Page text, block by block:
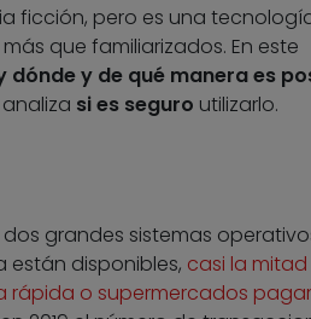
ficción, pero es una
que familiarizados. En este
y de qué manera es
si es seguro utilizarlo.
grandes sistemas
están disponibles, casi la
rápida o supermercados